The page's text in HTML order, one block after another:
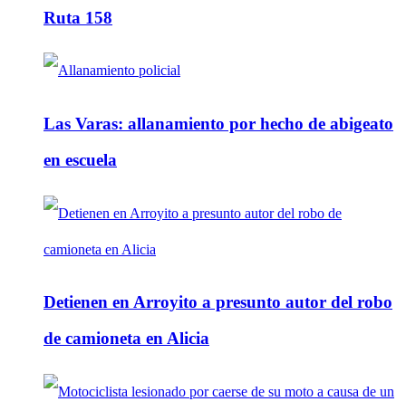
Ruta 158
Las Varas: allanamiento por hecho de abigeato
en escuela
Detienen en Arroyito a presunto autor del robo
de camioneta en Alicia